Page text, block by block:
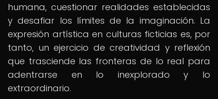
humana, cuestionar realidades establecidas
y desafiar los límites de la imaginación. La
expresión artística en culturas ficticias es, por
tanto, un ejercicio de creatividad y reflexión
que trasciende las fronteras de lo real para
adentrarse en lo inexplorado y lo
extraordinario.